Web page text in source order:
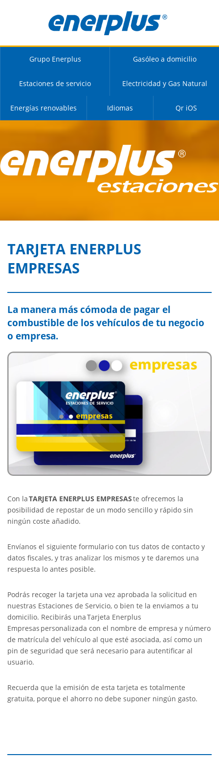
Grupo Enerplus Gasóleo a domicilio
Estaciones de servicio Electricidad y Gas Natural
Energías renovables Idiomas Qr iOS
TARJETA ENERPLUS
EMPRESAS
La manera más cómoda de pagar el
combustible de los vehículos de tu negocio
o empresa.
Con laTARJETA ENERPLUS EMPRESASte ofrecemos la
posibilidad de repostar de un modo sencillo y rápido sin
ningún coste añadido.
Envíanos el siguiente formulario con tus datos de contacto y
datos fiscales, y tras analizar los mismos y te daremos una
respuesta lo antes posible.
Podrás recoger la tarjeta una vez aprobada la solicitud en
nuestras Estaciones de Servicio, o bien te la enviamos a tu
domicilio. Recibirás una Tarjeta Enerplus
Empresas personalizada con el nombre de empresa y número
de matrícula del vehículo al que esté asociada, así como un
pin de seguridad que será necesario para autentificar al
usuario.
Recuerda que la emisión de esta tarjeta es totalmente
gratuita, porque el ahorro no debe suponer ningún gasto.